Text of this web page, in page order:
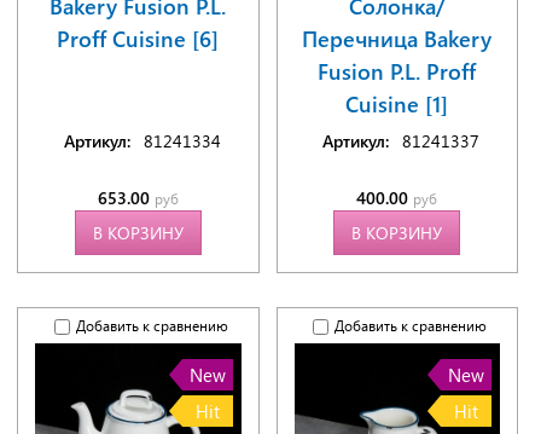
Proff Cuisine [6]
Артикул: 81241334
653.00 руб
В КОРЗИНУ
Перечница Bakery
Fusion P.L. Proff
Cuisine [1]
Артикул: 81241337
400.00 руб
В КОРЗИНУ
Добавить к сравнению
New
Hit
Добавить к сравнению
New
Hit